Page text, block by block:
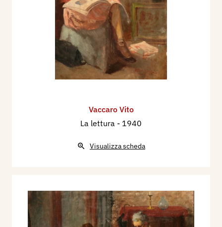
Vaccaro Vito
La lettura - 1940
Visualizza scheda